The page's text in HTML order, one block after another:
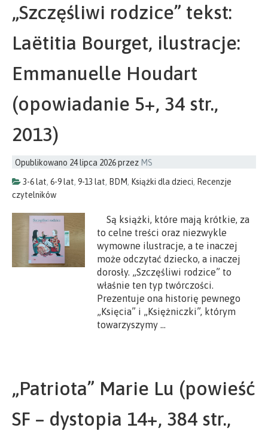
„Szczęśliwi rodzice” tekst:
Laëtitia Bourget, ilustracje:
Emmanuelle Houdart
(opowiadanie 5+, 34 str.,
2013)
Opublikowano 24 lipca 2026przez MS
3-6 lat, 6-9 lat, 9-13 lat, BDM, Książki dla dzieci, Recenzje
czytelników
Są książki, które mają krótkie, za
to celne treści oraz niezwykle
wymowne ilustracje, a te inaczej
może odczytać dziecko, a inaczej
dorosły. „Szczęśliwi rodzice” to
właśnie ten typ twórczości.
Prezentuje ona historię pewnego
„Księcia” i „Księżniczki”, którym
towarzyszymy …
„Patriota” Marie Lu (powieść
SF – dystopia 14+, 384 str.,